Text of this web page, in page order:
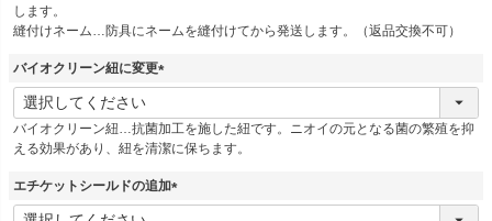
します。
縫付けネーム…防具にネームを縫付けてから発送します。（返品交換不可）
バイオクリーン紐に変更
(
須
)
バイオクリーン紐…抗菌加工を施した紐です。ニオイの元となる菌の繁殖を抑
える効果があり、紐を清潔に保ちます。
エチケットシールドの追加
(